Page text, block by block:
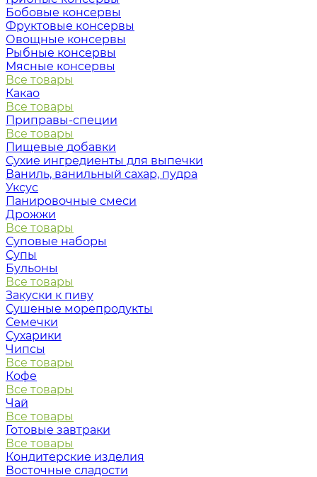
Бобовые консервы
Фруктовые консервы
Овощные консервы
Рыбные консервы
Мясные консервы
Все товары
Какао
Все товары
Приправы-специи
Все товары
Пищевые добавки
Сухие ингредиенты для выпечки
Ваниль, ванильный сахар, пудра
Уксус
Панировочные смеси
Дрожжи
Все товары
Суповые наборы
Супы
Бульоны
Все товары
Закуски к пиву
Сушеные морепродукты
Семечки
Сухарики
Чипсы
Все товары
Кофе
Все товары
Чай
Все товары
Готовые завтраки
Все товары
Кондитерские изделия
Восточные сладости